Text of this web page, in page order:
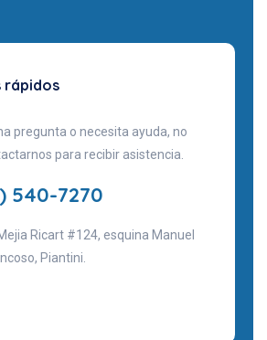
rápidos
pregunta o necesita ayuda, no
para recibir asistencia.
540-7270
Ricart #124, esquina Manuel
Piantini.